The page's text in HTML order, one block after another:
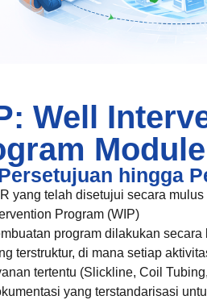
Well
Module
hingga
yang telah disetujui secara mulus
Program (WIP)
program dilakukan secara
terstruktur, di mana setiap
tertentu (Slickline, Coil
yang terstandarisasi